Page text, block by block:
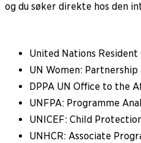
og du søker direkte hos den
United Nations
UN Women:
DPPA UN Office to the
UNFPA: Programme
UNICEF: Child
UNHCR: Associate